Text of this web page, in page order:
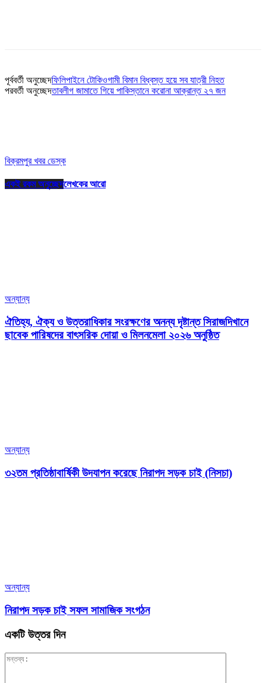
পূর্ববর্তী অনুচ্ছেদফিলিপাইনে টোকিওগামী বিমান বিধ্বস্ত হয়ে সব যাত্রী নিহত
পরবর্তী অনুচ্ছেদতাবলীগ জামাতে গিয়ে পাকিস্তানে করোনা আক্রান্ত ২৭ জন
বিক্রমপুর খবর ডেস্ক
একই রকম অনুচ্ছেদলেখকের আরো
অন্যান্য
ঐতিহ্য, ঐক্য ও উত্তরাধিকার সংরক্ষণের অনন্য দৃষ্টান্ত সিরাজদিখানে
ছাবেক পারিষদের বাৎসরিক দোয়া ও মিলনমেলা ২০২৬ অনুষ্ঠিত
অন্যান্য
৩২তম প্রতিষ্ঠাবার্ষিকী উদযাপন করেছে নিরাপদ সড়ক চাই (নিসচা)
অন্যান্য
নিরাপদ সড়ক চাই সফল সামাজিক সংগঠন
একটি উত্তর দিন